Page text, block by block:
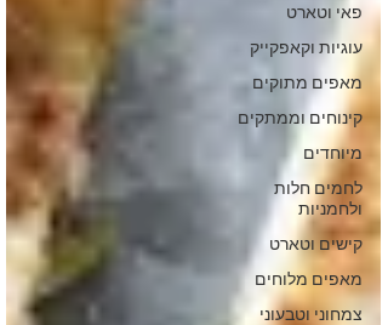
פאי וטארט
עוגיות וקאפקייק
מאפים מתוקים
קינוחים וממתקים
מיוחדים
לחמים חלות
ולחמניות
קישים וטארט
מאפים מלוחים
צמחוני וטבעוני